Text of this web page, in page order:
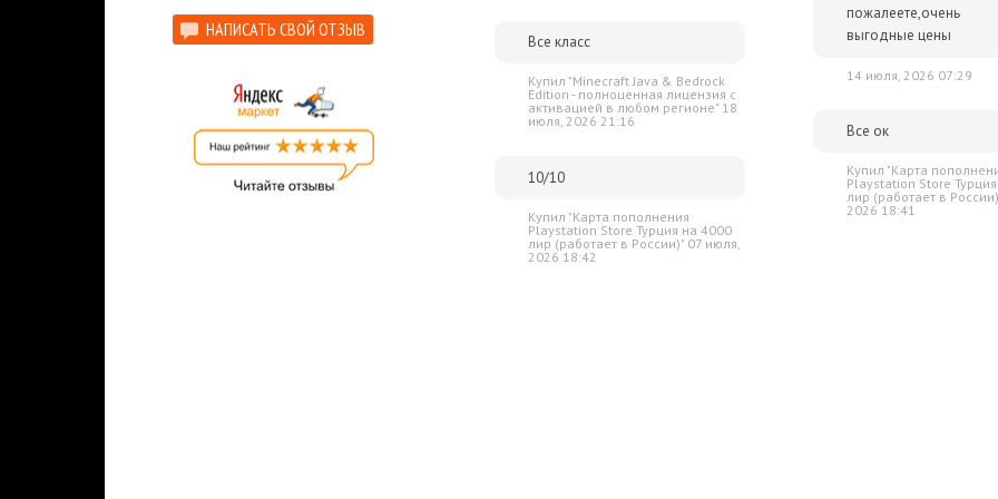
НАПИСАТЬ СВОЙ ОТЗЫВ
Все класс
Купил "Minecraft Java & Bedrock
Edition - полноценная лицензия c
активацией в любом регионе" 18
июля, 2026 21:16
10/10
Купил "Карта пополнения
Playstation Store Турция на 4000
лир (работает в России)" 07 июля,
2026 18:42
пожалеете,очень
выгодные цены
14 июля, 2026 07:29
Все ок
Купил "Карта
Playstation Store
лир (работает в
2026 18:41